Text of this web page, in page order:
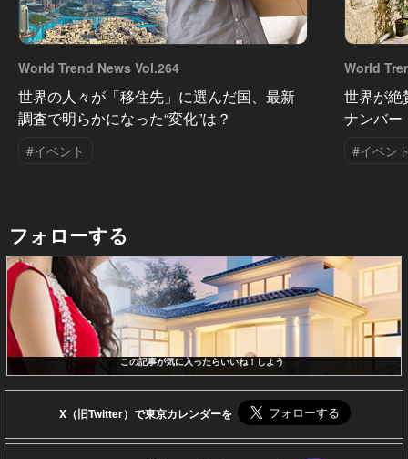
World Trend News Vol.264
世界の人々が「移住先」に選んだ国、最新
調査で明らかになった“変化”は？
#イベント
World
世界が絶
ナンバー
#イベン
フォローする
この記事が気に入ったらいいね！しよう
X（旧Twitter）で東京カレンダーを